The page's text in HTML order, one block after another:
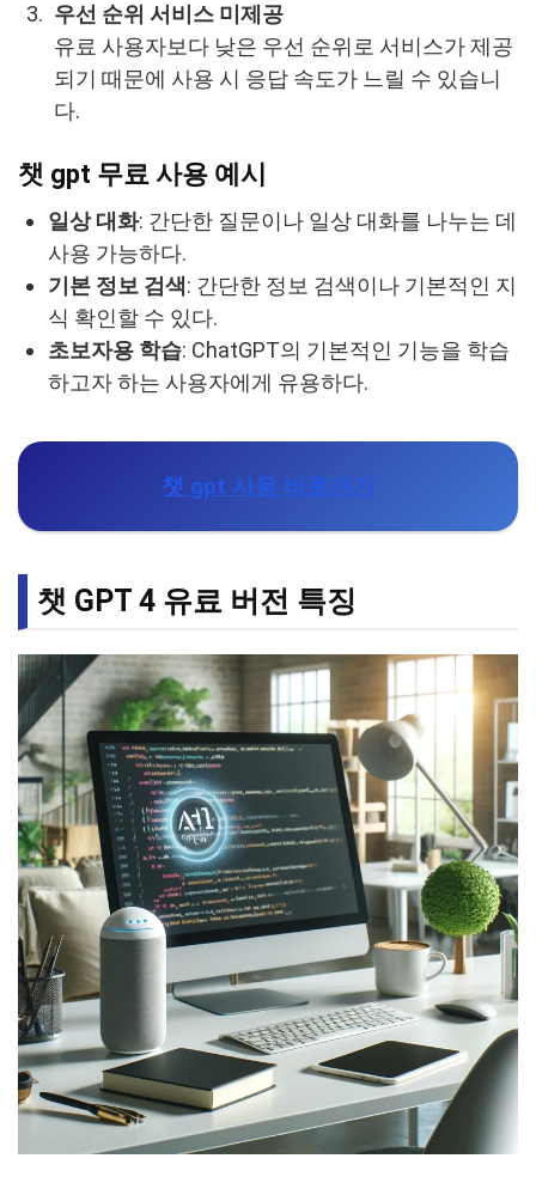
우선 순위 서비스 미제공
유료 사용자보다 낮은 우선 순위로 서비스가 제공
되기 때문에 사용 시 응답 속도가 느릴 수 있습니
다.
챗 gpt 무료 사용 예시
일상 대화: 간단한 질문이나 일상 대화를 나누는 데
사용 가능하다.
기본 정보 검색: 간단한 정보 검색이나 기본적인 지
식 확인할 수 있다.
초보자용 학습: ChatGPT의 기본적인 기능을 학습
하고자 하는 사용자에게 유용하다.
챗 gpt 사용 바로가기
챗 GPT 4 유료 버전 특징